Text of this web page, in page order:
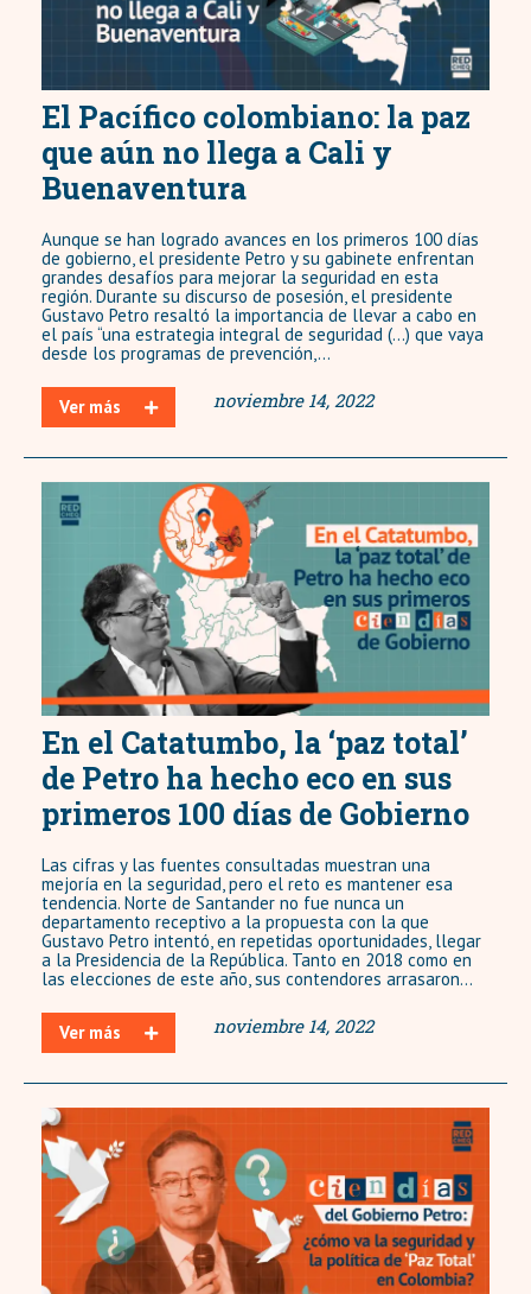
El Pacífico colombiano: la paz
que aún no llega a Cali y
Buenaventura
Aunque se han logrado avances en los primeros 100 días
de gobierno, el presidente Petro y su gabinete enfrentan
grandes desafíos para mejorar la seguridad en esta
región. Durante su discurso de posesión, el presidente
Gustavo Petro resaltó la importancia de llevar a cabo en
el país “una estrategia integral de seguridad (...) que vaya
desde los programas de prevención,...
Ver más noviembre 14, 2022
En el Catatumbo, la ‘paz total’
de Petro ha hecho eco en sus
primeros 100 días de Gobierno
Las cifras y las fuentes consultadas muestran una
mejoría en la seguridad, pero el reto es mantener esa
tendencia. Norte de Santander no fue nunca un
departamento receptivo a la propuesta con la que
Gustavo Petro intentó, en repetidas oportunidades, llegar
a la Presidencia de la República. Tanto en 2018 como en
las elecciones de este año, sus contendores arrasaron...
Ver más noviembre 14, 2022